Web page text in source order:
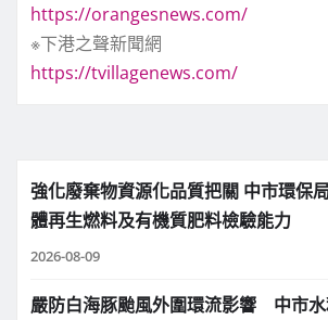
https://orangesnews.com/
※下港之聲新聞網
https://tvillagenews.com/
強化廢棄物資源化品質把關 中市環保
體再生燃料及有機質肥料檢驗能力
2026-08-09
嚴防白海豚颱風外圍環流影響 中市